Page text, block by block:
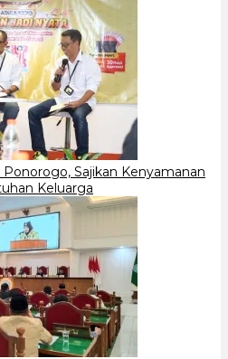
Sajikan Kenyamanan
Keluarga